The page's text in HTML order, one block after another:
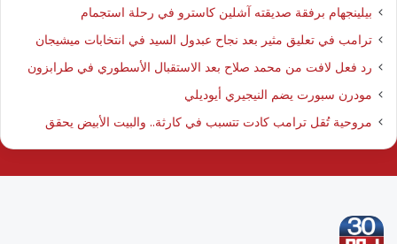
بيلينجهام برفقة صديقته آشلين كاسترو في رحلة استجمام
ترامب في تعليق مثير بعد نجاح عبدول السيد في انتخابات ميشيجان
رد فعل لافت من محمد صلاح بعد الاستقبال الأسطوري في طرابزون
مودرن سبورت يضم النيجيري أيوديلي
مروحية تُقل ترامب كادت تتسبب في كارثة.. والبيت الأبيض يحقق